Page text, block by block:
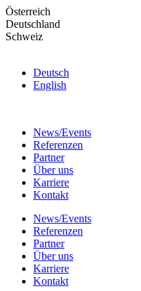
Skip
to
the
Österreich
Deutschland
Schweiz
Deutsch
English
News/Events
Referenzen
Partner
Über uns
Karriere
Kontakt
News/Events
Referenzen
Partner
Über uns
Karriere
Kontakt